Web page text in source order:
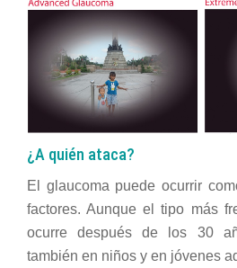
¿A quién ataca?
El glaucoma puede ocurrir
factores. Aunque el tipo más
ocurre después de los 30
también en niños y en jóvenes